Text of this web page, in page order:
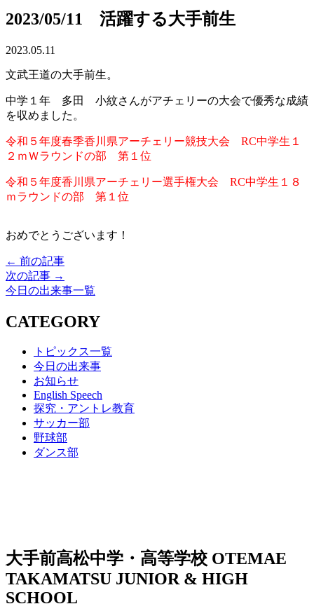
2023/05/11 活躍する大手前生
2023.05.11
文武王道の大手前生。
中学１年 多田 小紋さんがアチェリーの大会で優秀な成績
を収めました。
令和５年度春季香川県アーチェリー競技大会 RC中学生１
２ｍＷラウンドの部 第１位
令和５年度香川県アーチェリー選手権大会 RC中学生１８
ｍラウンドの部 第１位
おめでとうございます！
← 前の記事
次の記事 →
今日の出来事一覧
CATEGORY
トピックス一覧
今日の出来事
お知らせ
English Speech
探究・アントレ教育
サッカー部
野球部
ダンス部
大手前高松中学・高等学校 OTEMAE
TAKAMATSU JUNIOR & HIGH
SCHOOL